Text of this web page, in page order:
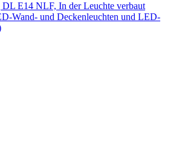
DL E14 NLF, In der Leuchte verbaut
Wand- und Deckenleuchten und LED-